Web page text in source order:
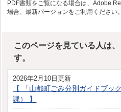
PDF書類をご覧になる場合は、Adobe
場合、最新バージョンをご利用ください。
このページを見ている人は
す。
2026年2月10日更新
【 「山都町ごみ分別ガイドブッ
課） 】